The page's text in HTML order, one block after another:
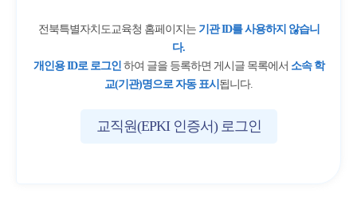
전북특별자치도교육청 홈페이지는 기관 ID를 사용하지 않습니
다.
개인용 ID로 로그인하여 글을 등록하면 게시글 목록에서 소속 학
교(기관)명으로 자동 표시 됩니다.
교직원(EPKI 인증서) 로그인